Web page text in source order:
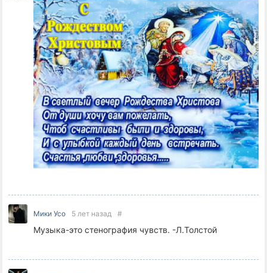
Мики Усо 5 лет назад #
Музыка-это стенография чувств. -Л.Толстой